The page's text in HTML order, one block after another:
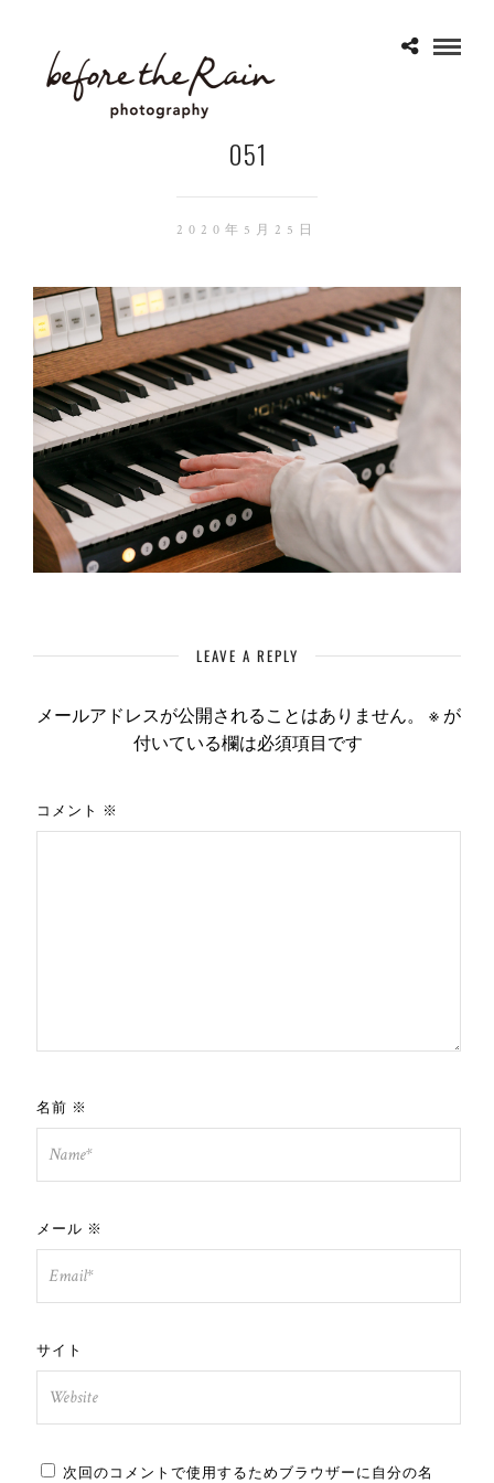
051
2020年5月25日
LEAVE A REPLY
メールアドレスが公開されることはありません。 ※が
付いている欄は必須項目です
コメント ※
名前 ※
メール ※
サイト
次回のコメントで使用するためブラウザーに自分の名